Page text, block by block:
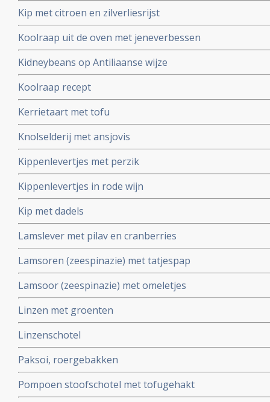
Kip met citroen en zilverliesrijst
Koolraap uit de oven met jeneverbessen
Kidneybeans op Antiliaanse wijze
Koolraap recept
Kerrietaart met tofu
Knolselderij met ansjovis
Kippenlevertjes met perzik
Kippenlevertjes in rode wijn
Kip met dadels
Lamslever met pilav en cranberries
Lamsoren (zeespinazie) met tatjespap
Lamsoor (zeespinazie) met omeletjes
Linzen met groenten
Linzenschotel
Paksoi, roergebakken
Pompoen stoofschotel met tofugehakt